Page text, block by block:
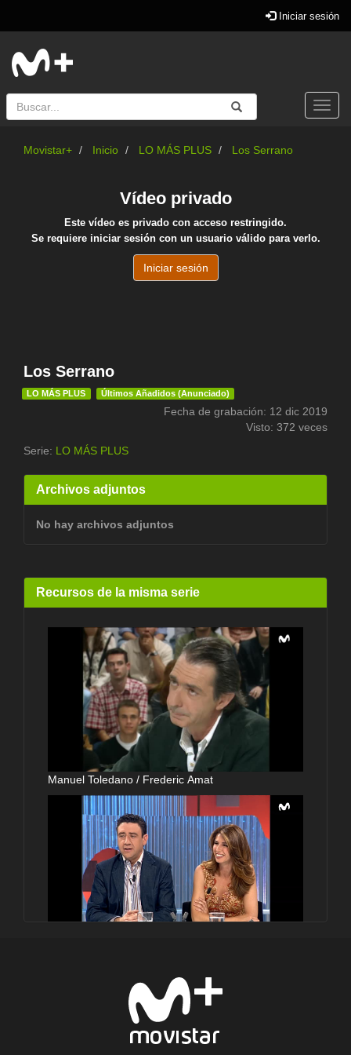
Iniciar sesión
Buscar Enviar
Buscar
Movistar+ Inicio LO MÁS PLUS Los Serrano
Los Serrano
LO MÁS PLUS Últimos Añadidos (Anunciado)
Fecha de grabación: 12 dic 2019
Visto: 372 veces
Serie: LO MÁS PLUS
Archivos adjuntos
No hay archivos adjuntos
Recursos de la misma serie
Manuel Toledano / Frederic Amat